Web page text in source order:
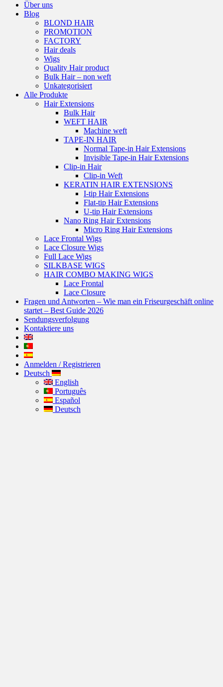
Über uns
Blog
BLOND HAIR
PROMOTION
FACTORY
Hair deals
Wigs
Quality Hair product
Bulk Hair – non weft
Unkategorisiert
Alle Produkte
Hair Extensions
Bulk Hair
WEFT HAIR
Machine weft
TAPE-IN HAIR
Normal Tape-in Hair Extensions
Invisible Tape-in Hair Extensions
Clip-in Hair
Clip-in Weft
KERATIN HAIR EXTENSIONS
I-tip Hair Extensions
Flat-tip Hair Extensions
U-tip Hair Extensions
Nano Ring Hair Extensions
Micro Ring Hair Extensions
Lace Frontal Wigs
Lace Closure Wigs
Full Lace Wigs
SILKBASE WIGS
HAIR COMBO MAKING WIGS
Lace Frontal
Lace Closure
Fragen und Antworten – Wie man ein Friseurgeschäft online
startet – Best Guide 2026
Sendungsverfolgung
Kontaktiere uns
Anmelden / Registrieren
Deutsch
English
Português
Español
Deutsch